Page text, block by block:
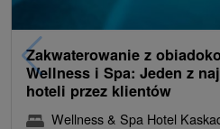
Zakwaterowanie z
Wellness i Spa: Jeden z
hoteli przez klientów
Wellness & Spa Hotel